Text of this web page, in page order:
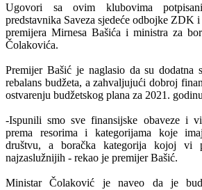
Ugovori sa ovim klubovima
predstavnika Saveza sjedeće odbojke ZDK
premijera Mirnesa Bašića i ministra za
Čolakovića.
Premijer Bašić je naglasio da su dodatna
rebalans budžeta, a zahvaljujući dobroj
ostvarenju budžetskog plana za 2021.
-Ispunili smo sve finansijske obaveze i
prema resorima i kategorijama koje
društvu, a boračka kategorija kojoj vi
najzaslužnijih - rekao je premijer Bašić.
Ministar Čolaković je naveo da je